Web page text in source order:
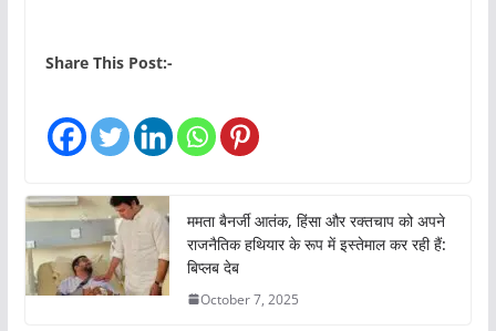
Share This Post:-
ममता बैनर्जी आतंक, हिंसा और रक्तचाप को अपने
राजनैतिक हथियार के रूप में इस्तेमाल कर रही हैं:
बिप्लब देब
October 7, 2025